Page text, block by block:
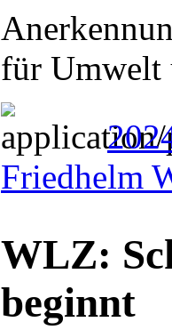
für Umwelt
Friedhelm
WLZ:
beginnt